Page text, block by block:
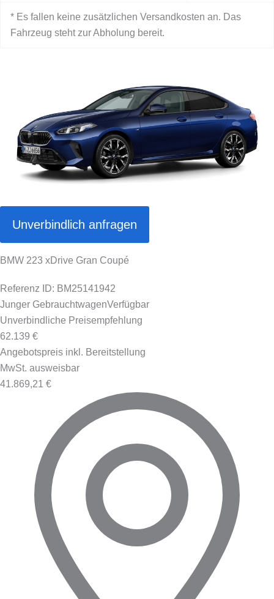
* Es fallen keine zusätzlichen Versandkosten an. Das
Fahrzeug steht zur Abholung bereit.
Unverbindlich anfragen
BMW 223 xDrive Gran Coupé
Referenz ID: BM25141942
Junger GebrauchtwagenVerfügbar
Unverbindliche Preisempfehlung
62.139 €
Angebotspreis inkl. Bereitstellung
MwSt. ausweisbar
41.869,21 €